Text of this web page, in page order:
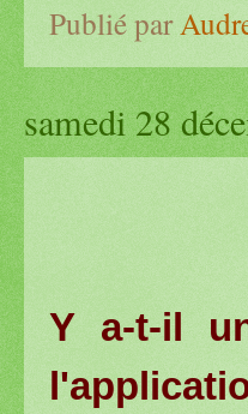
Publié par
samedi 28
Y a-t-il